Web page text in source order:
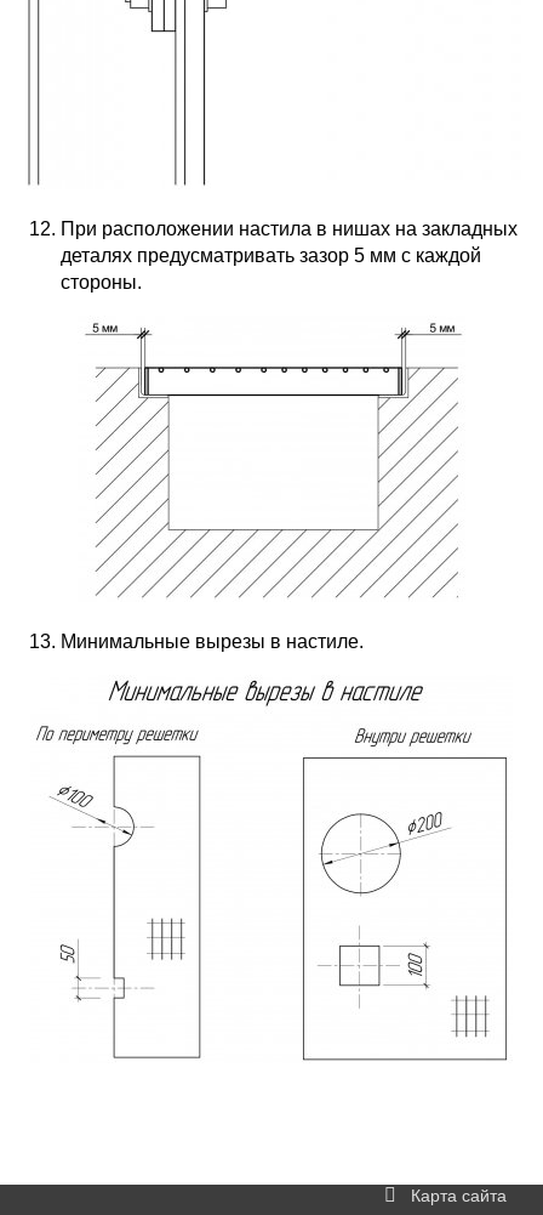
При расположении настила в нишах на закладных
деталях предусматривать зазор 5 мм с каждой
стороны.
Минимальные вырезы в настиле.
Карта сайта